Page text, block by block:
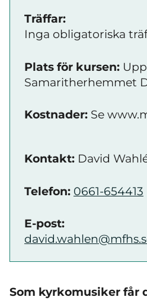
Träffar:
Inga obligatoriska
Plats för kursen:
Samaritherhemmet
Kostnader: Se
Kontakt: David
Telefon: 0661-654413
E-post:
Som kyrkomusiker får